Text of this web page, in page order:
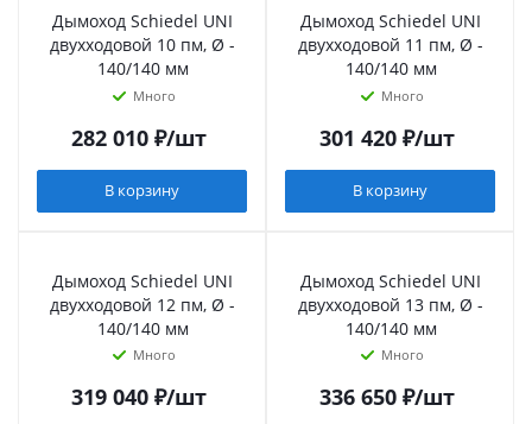
Дымоход Schiedel UNI
двухходовой 10 пм, Ø -
140/140 мм
Много
282 010₽/шт
В корзину
Дымоход Schiedel UNI
двухходовой 11 пм, Ø -
140/140 мм
Много
301 420₽/шт
В корзину
Дымоход Schiedel UNI
двухходовой 12 пм, Ø -
140/140 мм
Много
319 040₽/шт
Дымоход Schiedel UNI
двухходовой 13 пм, Ø -
140/140 мм
Много
336 650₽/шт